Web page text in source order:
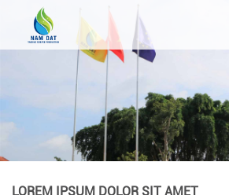
LOREM IPSUM DOLOR SIT AMET